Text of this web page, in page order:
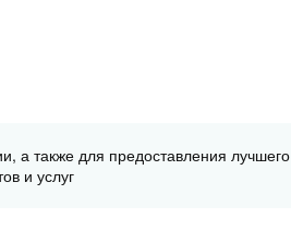
а также для предоставления лучшего
и услуг